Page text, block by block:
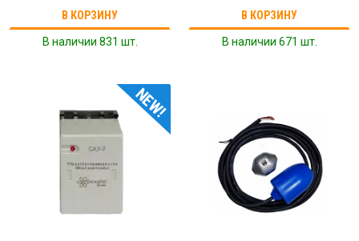
В КОРЗИНУ
В наличии 831 шт.
В КОРЗИНУ
В наличии 671 шт.
NEW!